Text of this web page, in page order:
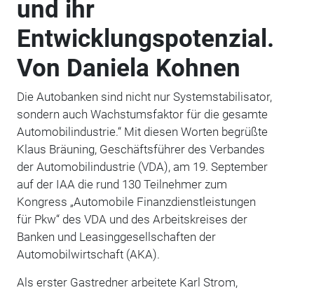
und ihr
Entwicklungspotenzial.
Von Daniela Kohnen
Die Autobanken sind nicht nur Systemstabilisator,
sondern auch Wachstumsfaktor für die gesamte
Automobilindustrie.“ Mit diesen Worten begrüßte
Klaus Bräuning, Geschäftsführer des Verbandes
der Automobilindustrie (VDA), am 19. September
auf der IAA die rund 130 Teilnehmer zum
Kongress „Automobile Finanzdienstleistungen
für Pkw“ des VDA und des Arbeitskreises der
Banken und Leasinggesellschaften der
Automobilwirtschaft (AKA).
Als erster Gastredner arbeitete Karl Strom,